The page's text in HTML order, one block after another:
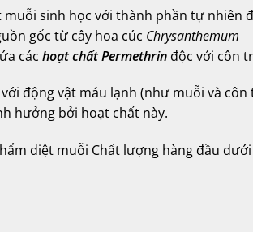
sinh học với thành phần tự nhiên
gốc từ cây hoa cúc Chrysanthemum
các hoạt chất Permethrin độc với côn
động vật máu lạnh (như muỗi và
hưởng bởi hoạt chất này.
diệt muỗi Chất lượng hàng đầu dưới